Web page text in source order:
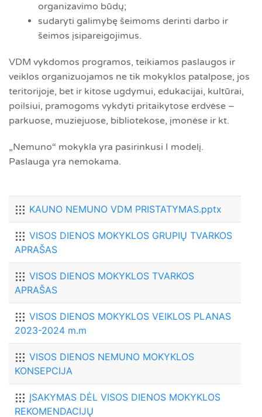
organizavimo būdų;
sudaryti galimybę šeimoms derinti darbo ir
šeimos įsipareigojimus.
VDM vykdomos programos, teikiamos paslaugos ir
veiklos organizuojamos ne tik mokyklos patalpose, jos
teritorijoje, bet ir kitose ugdymui, edukacijai, kultūrai,
poilsiui, pramogoms vykdyti pritaikytose erdvėse –
parkuose, muziejuose, bibliotekose, įmonėse ir kt.
„Nemuno“ mokykla yra pasirinkusi I modelį.
Paslauga yra nemokama.